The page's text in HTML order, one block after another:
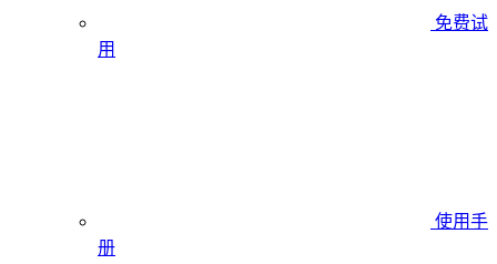
免费试
用
使用手
册